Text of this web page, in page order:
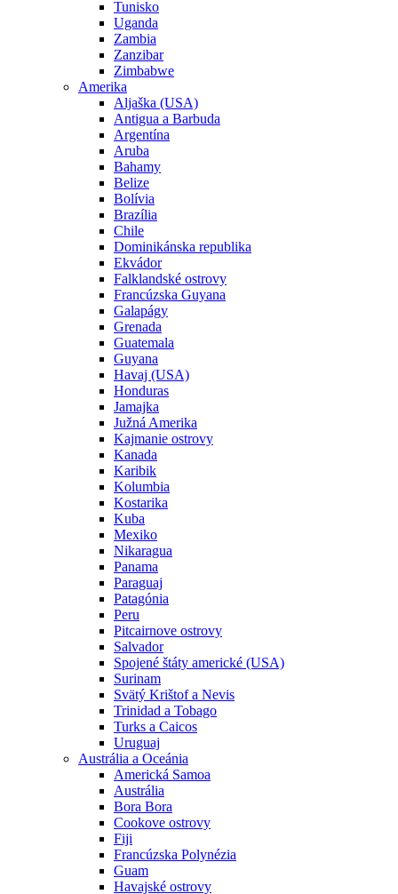
Tunisko
Uganda
Zambia
Zanzibar
Zimbabwe
Amerika
Aljaška (USA)
Antigua a Barbuda
Argentína
Aruba
Bahamy
Belize
Bolívia
Brazília
Chile
Dominikánska republika
Ekvádor
Falklandské ostrovy
Francúzska Guyana
Galapágy
Grenada
Guatemala
Guyana
Havaj (USA)
Honduras
Jamajka
Južná Amerika
Kajmanie ostrovy
Kanada
Karibik
Kolumbia
Kostarika
Kuba
Mexiko
Nikaragua
Panama
Paraguaj
Patagónia
Peru
Pitcairnove ostrovy
Salvador
Spojené štáty americké (USA)
Surinam
Svätý Krištof a Nevis
Trinidad a Tobago
Turks a Caicos
Uruguaj
Austrália a Oceánia
Americká Samoa
Austrália
Bora Bora
Cookove ostrovy
Fiji
Francúzska Polynézia
Guam
Havajské ostrovy